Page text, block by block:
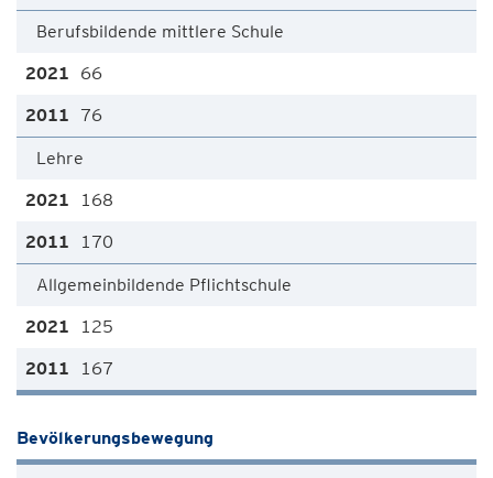
Berufsbildende mittlere Schule
66
76
Lehre
168
170
Allgemeinbildende Pflichtschule
125
167
Bevölkerungsbewegung